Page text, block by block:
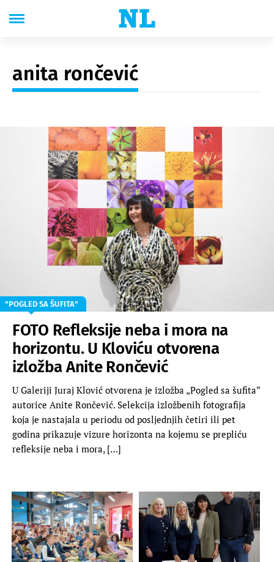
anita rončević
"POGLED SA ŠUFITA"
FOTO Refleksije neba i mora na
horizontu. U Kloviću otvorena
izložba Anite Rončević
U Galeriji Juraj Klović otvorena je izložba „Pogled sa šufita“
autorice Anite Rončević. Selekcija izložbenih fotografija
koja je nastajala u periodu od posljednjih četiri ili pet
godina prikazuje vizure horizonta na kojemu se prepliću
refleksije neba i mora, […]